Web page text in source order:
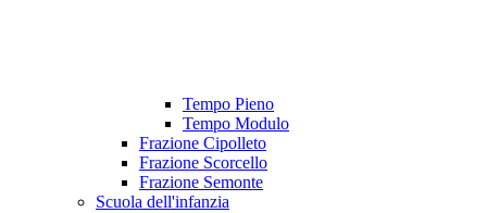
Tempo Pieno
Tempo Modulo
Frazione Cipolleto
Frazione Scorcello
Frazione Semonte
Scuola dell'infanzia